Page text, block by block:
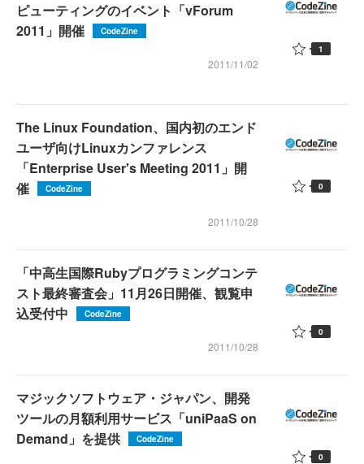
ピューティングのイベント「vForum
2011」開催
CodeZine
2011/11/02
1
The Linux Foundation、国内初のエンド
ユーザ向けLinuxカンファレンス
「Enterprise User's Meeting 2011」開
催
CodeZine
2011/10/28
0
「中高生国際Rubyプログラミングコンテ
スト最終審査会」11月26日開催、観覧申
込受付中
CodeZine
2011/10/28
0
マジックソフトウェア・ジャパン、開発
ツールの月額利用サービス「uniPaaS on
Demand」を提供
CodeZine
0